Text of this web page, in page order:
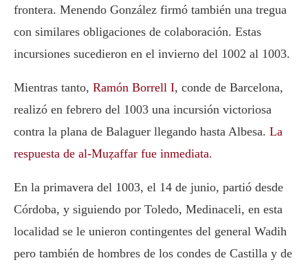
frontera. Menendo González firmó también una tregua
con similares obligaciones de colaboración. Estas
incursiones sucedieron en el invierno del 1002 al 1003.
Mientras tanto, Ramón Borrell I, conde de Barcelona,
realizó en febrero del 1003 una incursión victoriosa
contra la plana de Balaguer llegando hasta Albesa. La
respuesta de al-Muẓaffar fue inmediata.
En la primavera del 1003, el 14 de junio, partió desde
Córdoba, y siguiendo por Toledo, Medinaceli, en esta
localidad se le unieron contingentes del general Wadih
pero también de hombres de los condes de Castilla y de